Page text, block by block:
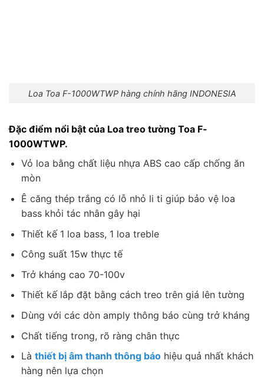
Loa Toa F-1000WTWP hàng chính hãng INDONESIA
Đặc điểm nổi bật của Loa treo tường Toa F-
1000WTWP.
Vỏ loa bằng chất liệu nhựa ABS cao cấp chống ăn
mòn
Ê căng thép trắng có lỗ nhỏ li ti giúp bảo vệ loa
bass khỏi tác nhân gây hại
Thiết kế 1 loa bass, 1 loa treble
Công suất 15w thực tế
Trở kháng cao 70-100v
Thiết kế lắp đặt bằng cách treo trên giá lên tường
Dùng với các dòn amply thông báo cùng trở kháng
Chất tiếng trong, rõ ràng chân thực
Là thiết bị âm thanh thông báohiệu quả nhất khách
hàng nên lựa chọn